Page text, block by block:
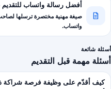
أفضل رسالة واتساب
صيغة مهنية مختصرة ترسلها
واتساب.
أسئلة شائعة
أسئلة مهمة قبل التقديم
كيف أقدّم على وظيفة فرصة شراكة